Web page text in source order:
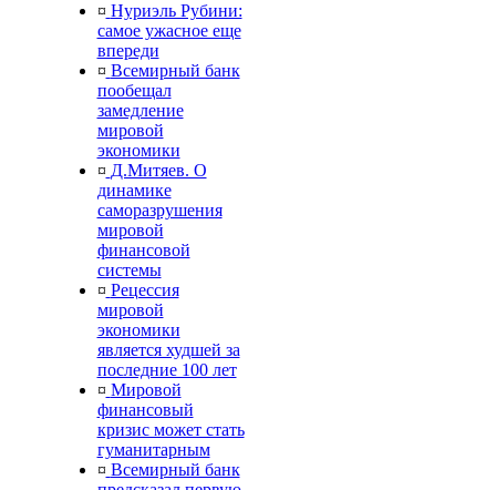
¤ Нуриэль Рубини:
самое ужасное еще
впереди
¤ Всемирный банк
пообещал
замедление
мировой
экономики
¤ Д.Митяев. О
динамике
саморазрушения
мировой
финансовой
системы
¤ Рецессия
мировой
экономики
является худшей за
последние 100 лет
¤ Мировой
финансовый
кризис может стать
гуманитарным
¤ Всемирный банк